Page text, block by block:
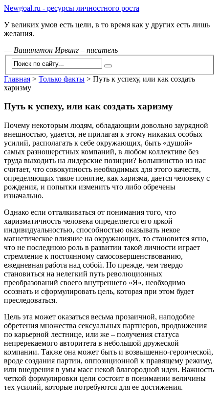
Newgoal.ru - ресурсы личностного роста
У великих умов есть цели, в то время как у других есть лишь
желания.
— Вашингтон Ирвинг – писатель
Главная > Только факты > Путь к успеху, или как создать
харизму
Путь к успеху, или как создать харизму
Почему некоторым людям, обладающим довольно заурядной
внешностью, удается, не прилагая к этому никаких особых
усилий, располагать к себе окружающих, быть «душой»
самых разношерстных компаний, в любом коллективе без
труда выходить на лидерские позиции? Большинство из нас
считает, что совокупность необходимых для этого качеств,
определяющих такое понятие, как харизма, дается человеку с
рождения, и попытки изменить что либо обречены
изначально.
Однако если отталкиваться от понимания того, что
харизматичность человека определяется его яркой
индивидуальностью, способностью оказывать некое
магнетическое влияние на окружающих, то становится ясно,
что не последнюю роль в развитии такой личности играет
стремление к постоянному самосовершенствованию,
ежедневная работа над собой. Но прежде, чем твердо
становиться на нелегкий путь революционных
преобразований своего внутреннего «Я», необходимо
осознать и сформулировать цель, которая при этом будет
преследоваться.
Цель эта может оказаться весьма прозаичной, наподобие
обретения множества сексуальных партнеров, продвижения
по карьерной лестнице, или же – получения статуса
непререкаемого авторитета в небольшой дружеской
компании. Также она может быть и возвышенно-героической,
вроде создания партии, оппозиционной к правящему режиму,
или внедрения в умы масс некой благородной идеи. Важность
четкой формулировки цели состоит в понимании величины
тех усилий, которые потребуются для ее достижения.